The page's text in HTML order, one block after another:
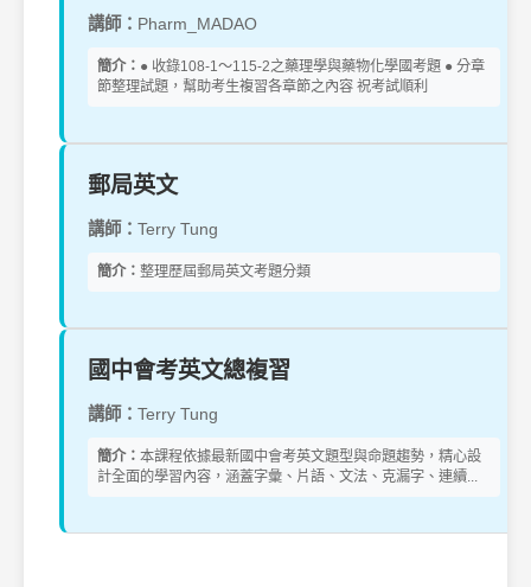
講師： Pharm_MADAO
簡介： ● 收錄108-1～115-2之藥理學與藥物化學國考題 ● 分章
節整理試題，幫助考生複習各章節之內容 祝考試順利
郵局英文
講師： Terry Tung
簡介： 整理歷屆郵局英文考題分類
國中會考英文總複習
講師： Terry Tung
簡介： 本課程依據最新國中會考英文題型與命題趨勢，精心設
計全面的學習內容，涵蓋字彙、片語、文法、克漏字、連續...